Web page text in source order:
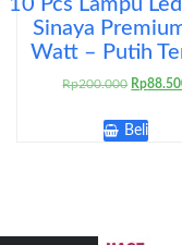
Sinaya
Watt – Putih
Rp200.000 Harga
adalah:
Rp
Beli